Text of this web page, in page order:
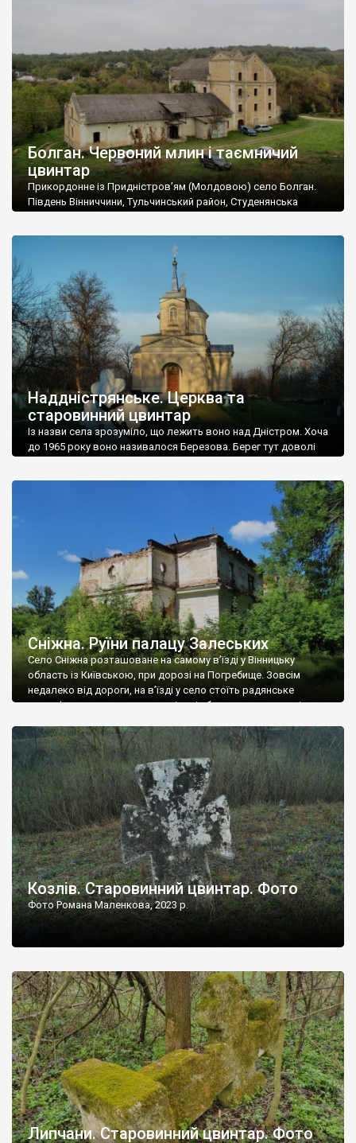
Болган. Червоний млин і таємничий
цвинтар
Прикордонне із Придністров’ям (Молдовою) село Болган.
Південь Вінниччини, Тульчинський район, Студенянська
старовинний цвинтар із кам’яними хрестами. Всі епітафії, які
збереглися, написані кирилицею, церковнослов’янською
мовою. За всіма традиційними ознаками – цвинтар
український. Хрести датуються 19 століттям. У 1924-1940
роках Болган […]
Наддністрянське. Церква та
старовинний цвинтар
Із назви села зрозуміло, що лежить воно над Дністром. Хоча
до 1965 року воно називалося Березова. Берег тут доволі
Наддністрянське відрізняється від більшості навколишніх
сіл. У селі є мурована Михайлівська церква. Точної дати […]
Сніжна. Руїни палацу Залеських
Село Сніжна розташоване на самому в’їзді у Вінницьку
область із Київською, при дорозі на Погребище. Зовсім
недалеко від дороги, на в’їзді у село стоїть радянське
рельєфне пано, яке показує жінку і яблуню, а трохи далі, десь
не видно, але видно дві стареньких колії у траві – […]
Козлів. Старовинний цвинтар. Фото
Фото Романа Маленкова, 2023 р.
Липчани. Старовинний цвинтар. Фото